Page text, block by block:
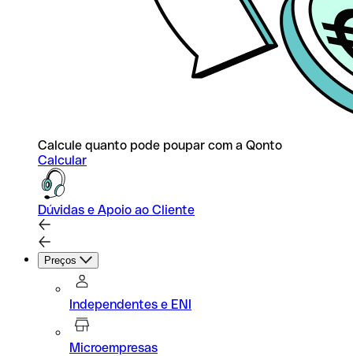
Calcule quanto pode poupar com a Qonto
Calcular
Dúvidas e Apoio ao Cliente
Preços
Independentes e ENI
Microempresas